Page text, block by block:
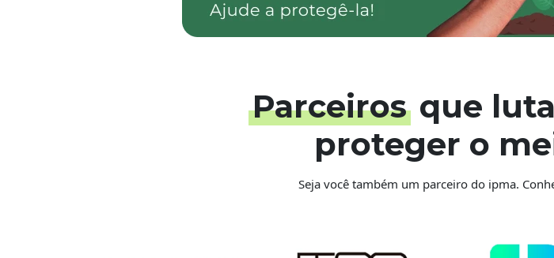
Parceirosque
proteger o
Seja você também um parceiro do ipma.